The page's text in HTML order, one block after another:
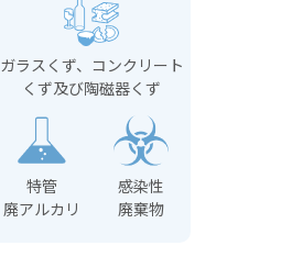
ガラスくず、コンクリート
くず及び陶磁器くず
特管
廃アルカリ
感染性
廃棄物